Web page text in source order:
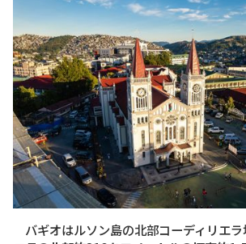
バギオはルソン島の北部コーディリエ